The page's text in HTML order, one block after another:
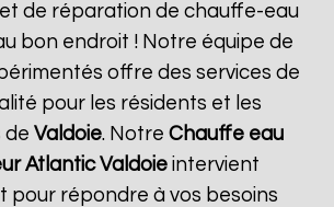
de réparation de chauffe-eau
bon endroit ! Notre équipe de
offre des services de
pour les résidents et les
de Valdoie. Notre Chauffe eau
Atlantic Valdoie intervient
pour répondre à vos besoins